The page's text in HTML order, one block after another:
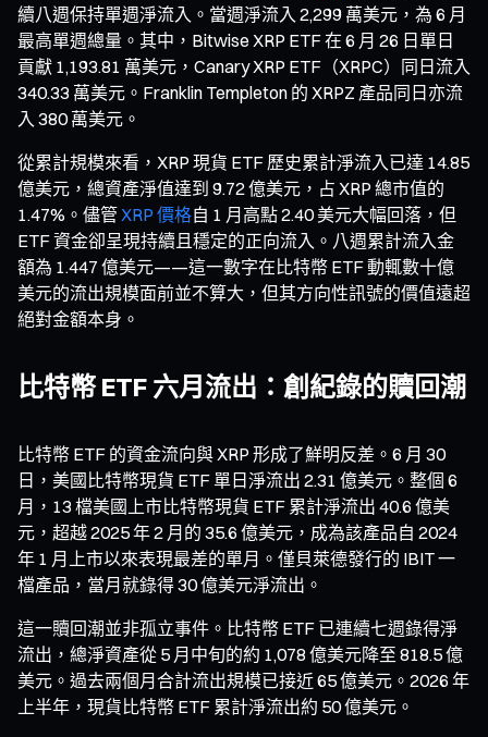
續八週保持單週淨流入。當週淨流入 2,299 萬美元，為 6 月
最高單週總量。其中，Bitwise XRP ETF 在 6 月 26 日單日
貢獻 1,193.81 萬美元，Canary XRP ETF（XRPC）同日流入
340.33 萬美元。Franklin Templeton 的 XRPZ 產品同日亦流
入 380 萬美元。
從累計規模來看，XRP 現貨 ETF 歷史累計淨流入已達 14.85
億美元，總資產淨值達到 9.72 億美元，占 XRP 總市值的
1.47%。儘管 XRP 價格自 1 月高點 2.40 美元大幅回落，但
ETF 資金卻呈現持續且穩定的正向流入。八週累計流入金
額為 1.447 億美元——這一數字在比特幣 ETF 動輒數十億
美元的流出規模面前並不算大，但其方向性訊號的價值遠超
絕對金額本身。
比特幣 ETF 六月流出：創紀錄的贖回潮
比特幣 ETF 的資金流向與 XRP 形成了鮮明反差。6 月 30
日，美國比特幣現貨 ETF 單日淨流出 2.31 億美元。整個 6
月，13 檔美國上市比特幣現貨 ETF 累計淨流出 40.6 億美
元，超越 2025 年 2 月的 35.6 億美元，成為該產品自 2024
年 1 月上市以來表現最差的單月。僅貝萊德發行的 IBIT 一
檔產品，當月就錄得 30 億美元淨流出。
這一贖回潮並非孤立事件。比特幣 ETF 已連續七週錄得淨
流出，總淨資產從 5 月中旬的約 1,078 億美元降至 818.5 億
美元。過去兩個月合計流出規模已接近 65 億美元。2026 年
上半年，現貨比特幣 ETF 累計淨流出約 50 億美元。